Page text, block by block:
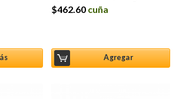
$462.60 cuña
Agregar